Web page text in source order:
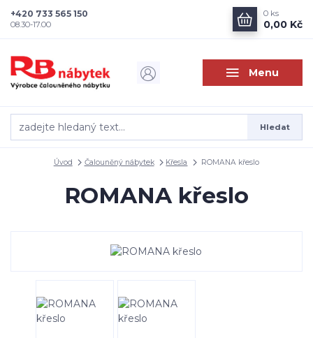
Menu
Hledat
+420 733 565 150
08.30-17.00
0 ks
0,00 Kč
Úvod Čalouněný nábytek Křesla ROMANA křeslo
ROMANA křeslo